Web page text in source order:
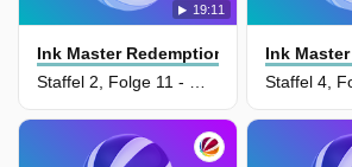
19:11
Ink Master Redemption
Staffel 2, Folge 11 - Gattinnen-Beistand
Ink